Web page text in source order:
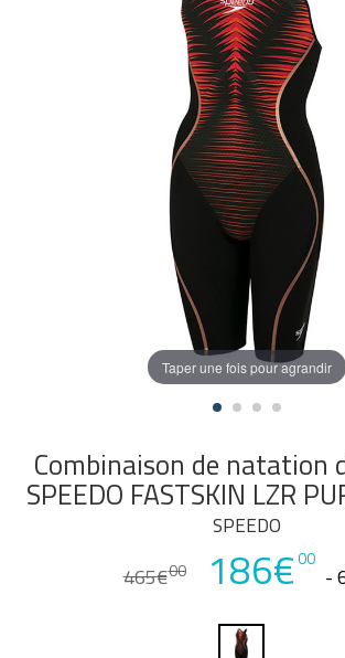
Taper une fois pour agrandir
Combinaison de natation
SPEEDO FASTSKIN LZR
SPEEDO
465€00 186€00
-